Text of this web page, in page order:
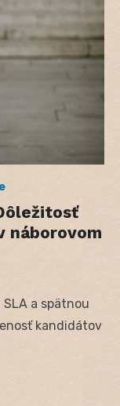
náborovom
a spätnou
kandidátov